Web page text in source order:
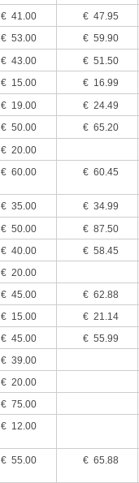
€41.00
€ 47.95
€53.00
€ 59.90
€43.00
€ 51.50
€ 15.00
€ 16.99
€ 19.00
€ 24.49
€50.00
€ 65.20
€20.00
€60.00 € 60.45
€35.00
€ 34.99
€50.00
€ 87.50
€40.00
€ 58.45
€20.00
€45.00
€ 62.88
€ 15.00
€ 21.14
€45.00
€ 55.99
€39.00
€20.00
€75.00
€ 12.00
€55.00 € 65.88